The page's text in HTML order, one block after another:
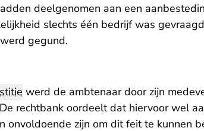
deelgenomen aan een
slechts één bedrijf was
gegund.
werd de ambtenaar door zijn
rechtbank oordeelt dat hiervoor wel
onvoldoende zijn om dit feit te kunnen